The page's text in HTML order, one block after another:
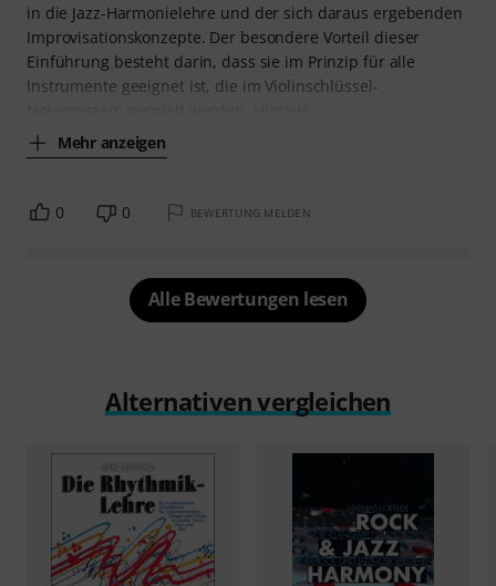
in die Jazz-Harmonielehre und der sich daraus ergebenden
Improvisationskonzepte. Der besondere Vorteil dieser
Einführung besteht darin, dass sie im Prinzip für alle
Instrumente geeignet ist, die im Violinschlüssel-
Mehr anzeigen
0 0 BEWERTUNG MELDEN
Alle Bewertungen lesen
Alternativen vergleichen